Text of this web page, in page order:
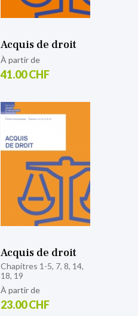
Acquis de droit
À partir de
41.00 CHF
Acquis de droit
Chapitres 1-5, 7, 8, 14,
18, 19
À partir de
23.00 CHF